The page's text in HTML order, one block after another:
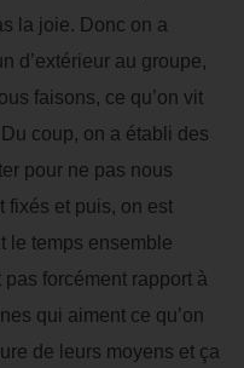
la joie. Donc on a
d’extérieur au groupe,
faisons, ce qu’on vit
coup, on a établi des
pour ne pas nous
fixés et puis, on est
le temps ensemble
forcément rapport à
qui aiment ce qu’on
de leurs moyens et ça